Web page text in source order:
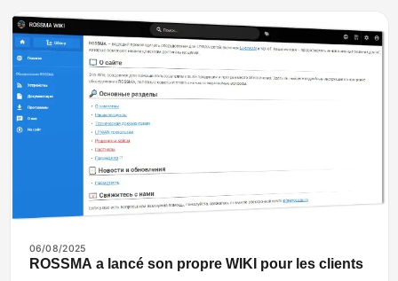
06/08/2025
ROSSMA a lancé son propre WIKI pour les clients